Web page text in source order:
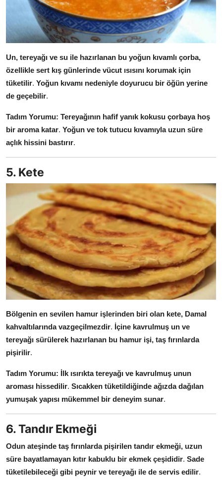
Un, tereyağı ve su ile hazırlanan bu yoğun kıvamlı çorba,
özellikle sert kış günlerinde vücut ısısını korumak için
tüketilir. Yoğun kıvamı nedeniyle doyurucu bir öğün yerine
de geçebilir.
Tadım Yorumu: Tereyağının hafif yanık kokusu çorbaya hoş
bir aroma katar. Yoğun ve tok tutucu kıvamıyla uzun süre
açlık hissini bastırır.
5. Kete
Bölgenin en sevilen hamur işlerinden biri olan kete, Damal
kahvaltılarında vazgeçilmezdir. İçine kavrulmuş un ve
tereyağı sürülerek hazırlanan bu hamur işi, taş fırınlarda
pişirilir.
Tadım Yorumu: İlk ısırıkta tereyağı ve kavrulmuş unun
aroması hissedilir. Sıcakken tüketildiğinde ağızda dağılan
yumuşak yapısı mükemmel bir deneyim sunar.
6. Tandır Ekmeği
Odun ateşinde taş fırınlarda pişirilen tandır ekmeği, uzun
süre bayatlamayan kıtır kabuklu bir ekmek çeşididir. Sade
tüketilebileceği gibi peynir ve tereyağı ile de servis edilir.